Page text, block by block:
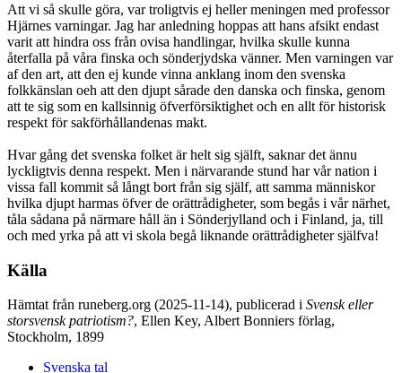
Att vi så skulle göra, var troligtvis ej heller meningen med professor
Hjärnes varningar. Jag har anledning hoppas att hans afsikt endast
varit att hindra oss från ovisa handlingar, hvilka skulle kunna
återfalla på våra finska och sönderjydska vänner. Men varningen var
af den art, att den ej kunde vinna anklang inom den svenska
folkkänslan oeh att den djupt sårade den danska och finska, genom
att te sig som en kallsinnig öfverförsiktighet och en allt för historisk
respekt för sakförhållandenas makt.
Hvar gång det svenska folket är helt sig själft, saknar det ännu
lyckligtvis denna respekt. Men i närvarande stund har vår nation i
vissa fall kommit så långt bort från sig själf, att samma människor
hvilka djupt harmas öfver de orättrådigheter, som begås i vår närhet,
tåla sådana på närmare håll än i Sönderjylland och i Finland, ja, till
och med yrka på att vi skola begå liknande orättrådigheter själfva!
Källa
Hämtat från runeberg.org (2025-11-14), publicerad i Svensk eller
storsvensk patriotism?, Ellen Key, Albert Bonniers förlag,
Stockholm, 1899
Svenska tal